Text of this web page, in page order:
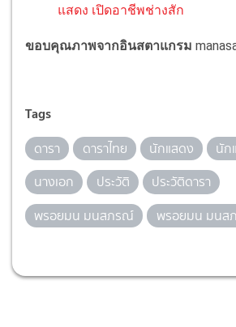
แสดง เปิดอาชีพช่างสัก
ขอบคุณภาพจากอินสตาแกรม
Tags
ดารา ดาราไทย นักแสดง
นัก
นางเอก
ประวัติ
ประวัติดารา
พรอยมน มนสภรณ์
พรอยมน มนส